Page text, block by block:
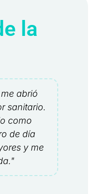
la
abrió
sanitario.
como
de día
y me